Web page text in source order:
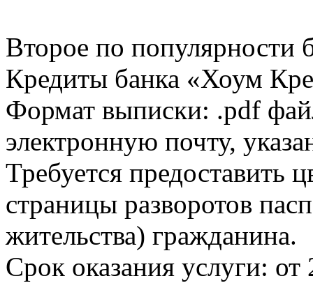
Второе по популярности
Кредиты банка «Хоум
Формат выписки: .pdf
электронную почту,
Требуется предоставить
страницы разворотов
жительства) гражданина.
Срок оказания услуги: от